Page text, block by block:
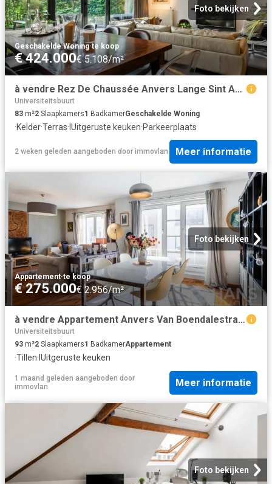
Foto bekijken
Geschakelde Woning·te koop
€ 424.000€ 5.108/m²
à vendre Rez De Chaussée Anvers Lange Sint Annastraat
Universiteitsbuurt
83 m²2 Slaapkamers1 BadkamerGeschakelde Woning
·Kelder·Terras·IUitgeruste keuken·Parkeerplaats
2 weken geleden aangeboden door immovlan Meer informatie
Foto bekijken
Appartement·te koop
€ 275.000€ 2.956/m²
à vendre Appartement Anvers Van Boendalestraat
Universiteitsbuurt
93 m²2 Slaapkamers1 BadkamerAppartement
·Tillen· IUitgeruste keuken
1 maand geleden aangeboden door
immovlan
Meer informatie
Foto bekijken